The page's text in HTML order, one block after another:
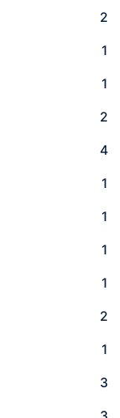
2
1
1
2
4
1
1
1
1
2
1
3